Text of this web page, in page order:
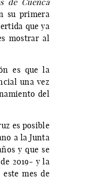
de Cuenca
su primera
que ya
mostrar al
es que la
una vez
del
es posible
a la Junta
y que se
2019- y la
mes de